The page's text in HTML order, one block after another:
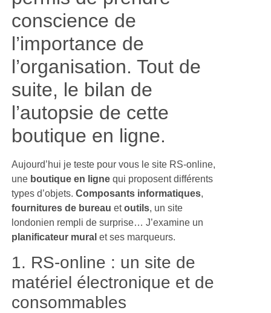
conscience de
l’importance de
l’organisation. Tout de
suite, le bilan de
l’autopsie de cette
boutique en ligne.
Aujourd’hui je teste pour vous le site RS-online,
une boutique en ligne qui proposent différents
types d’objets.Composants informatiques,
fournitures de bureau etoutils, un site
londonien rempli de surprise… J’examine un
planificateur mural et ses marqueurs.
1. RS-online : un site de
matériel électronique et de
consommables